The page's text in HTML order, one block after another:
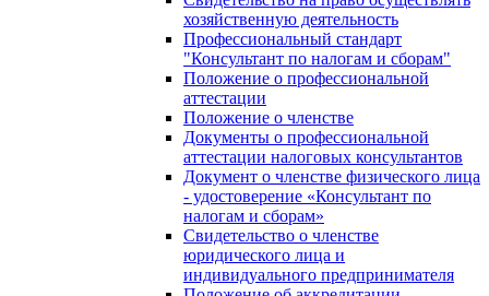
хозяйственную деятельность
Профессиональный стандарт
"Консультант по налогам и сборам"
Положение о профессиональной
аттестации
Положение о членстве
Документы о профессиональной
аттестации налоговых консультантов
Документ о членстве физического лица
- удостоверение «Консультант по
налогам и сборам»
Свидетельство о членстве
юридического лица и
индивидуального предпринимателя